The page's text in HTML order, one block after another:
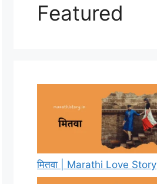
Featured
मितवा | Marathi Love Story